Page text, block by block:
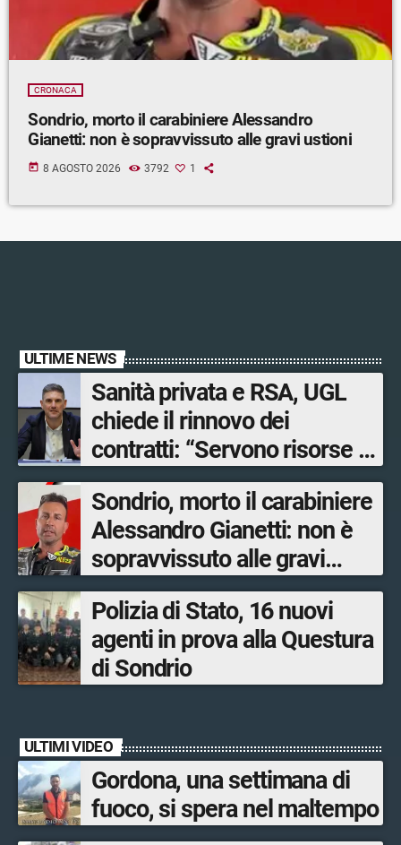
CRONACA
Sondrio, morto il carabiniere Alessandro
Gianetti: non è sopravvissuto alle gravi ustioni
today 8 AGOSTO 2026 3792 1
ULTIME NEWS
Sanità privata e RSA, UGL
chiede il rinnovo dei
contratti: “Servono risorse e
salari adeguati”
Sondrio, morto il carabiniere
Alessandro Gianetti: non è
sopravvissuto alle gravi
ustioni
Polizia di Stato, 16 nuovi
agenti in prova alla Questura
di Sondrio
ULTIMI VIDEO
Gordona, una settimana di
fuoco, si spera nel maltempo